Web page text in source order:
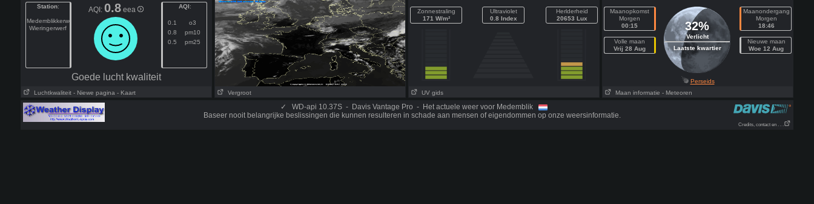
Station:
Medemblikkerweg
Wieringerwerf
AQI: 0.8 eea AQI:
0.1
o3
0.8
pm10
0.5
pm25
Goede lucht kwaliteit
Luchtkwaliteit - Niewe pagina - Kaart Vergroot
Zonnestraling
171 W/m²
Ultraviolet
0.8 Index
Herlderheid
20653 Lux
UV gids
Maanopkomst
Morgen
00:15
Volle maan
Vrij 28 Aug
32%
Verlicht
Laatste kwartier
Maanondergang
Morgen
18:46
Nieuwe maan
Woe 12 Aug
Perseids
Maan informatie - Meteoren
✓
WD-api 10.37S - Davis Vantage Pro - Het actuele weer voor Medemblik
Baseer nooit belangrijke beslissingen die kunnen resulteren in schade aan mensen of eigendommen op onze weersinformatie.
Credits, contact en . . .